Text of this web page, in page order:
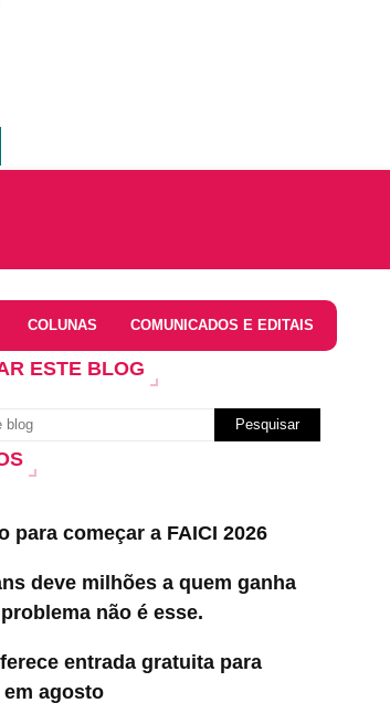
COLUNAS COMUNICADOS E EDITAIS
ESTE BLOG
para começar a FAICI 2026
deve milhões a quem ganha
não é esse.
entrada gratuita para
agosto